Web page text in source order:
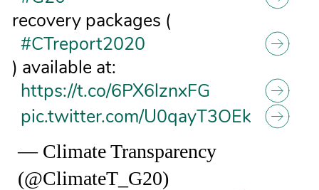
recovery packages (
#CTreport2020
) available at:
https://t.co/6PX6lznxFG
pic.twitter.com/U0qayT3OEk
— Climate Transparency
(@ClimateT_G20)